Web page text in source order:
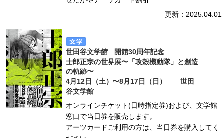
更新：2025.04.01
世田谷文学館 開館30周年記念
士郎正宗の世界展〜「攻殻機動隊」と創造
の軌跡〜
4月12日（土）〜8月17日（日） 世田
谷文学館
オンラインチケット(日時指定券)および、文学館
窓口で当日券を販売します。
アーツカードご利用の方は、当日券を購入してく